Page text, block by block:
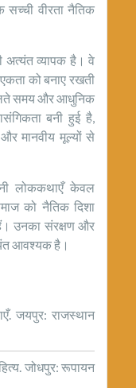
वीरता नैतिक
अत्यंत व्यापक है। वे
को बनाए रखती
समय और आधुनिक
बनी हुई है,
मानवीय मूल्यों से
लोककथाएँ केवल
को नैतिक दिशा
उनका संरक्षण और
आवश्यक है।
जयपुर: राजस्थान
जोधपुर: रूपायन